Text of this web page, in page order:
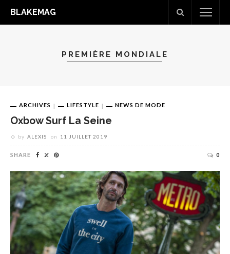
BLAKEMAG
PREMIÈRE MONDIALE
ARCHIVES LIFESTYLE NEWS DE MODE
Oxbow Surf La Seine
by ALEXIS on 11 JUILLET 2019
SHARE 0